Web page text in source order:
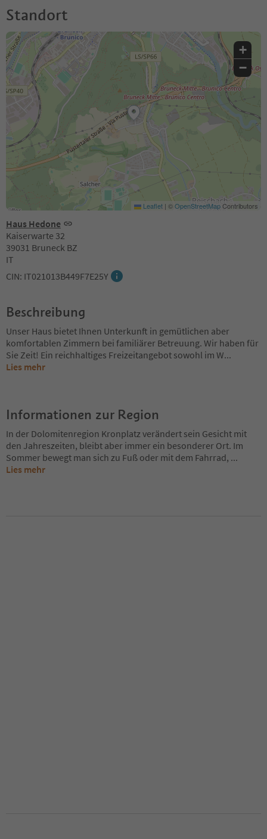
Standort
Haus Hedone
Kaiserwarte 32
39031 Bruneck BZ
IT
CIN: IT021013B449F7E25Y
+
−
Leaflet | ©OpenStreetMapContributors
Beschreibung
Unser Haus bietet Ihnen Unterkunft in gemütlichen aber
komfortablen Zimmern bei familiärer Betreuung. Wir haben für
Sie Zeit! Ein reichhaltiges Freizeitangebot sowohl im W...
Lies mehr
Informationen zur Region
In der Dolomitenregion Kronplatz verändert sein Gesicht mit
den Jahreszeiten, bleibt aber immer ein besonderer Ort. Im
Sommer bewegt man sich zu Fuß oder mit dem Fahrrad, ...
Lies mehr